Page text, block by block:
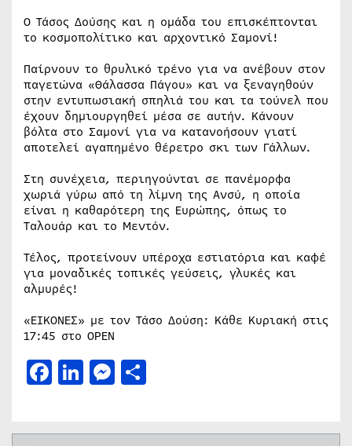
Ο Τάσος Δούσης και η ομάδα του επισκέπτονται
το κοσμοπολίτικο και αρχοντικό Σαμονί!
Παίρνουν το θρυλικό τρένο για να ανέβουν στον
παγετώνα «Θάλασσα Πάγου» και να ξεναγηθούν
στην εντυπωσιακή σπηλιά του και τα τούνελ που
έχουν δημιουργηθεί μέσα σε αυτήν. Κάνουν
βόλτα στο Σαμονί για να κατανοήσουν γιατί
αποτελεί αγαπημένο θέρετρο σκι των Γάλλων.
Στη συνέχεια, περιηγούνται σε πανέμορφα
χωριά γύρω από τη λίμνη της Ανσύ, η οποία
είναι η καθαρότερη της Ευρώπης, όπως το
Ταλουάρ και το Μεντόν.
Τέλος, προτείνουν υπέροχα εστιατόρια και καφέ
για μοναδικές τοπικές γεύσεις, γλυκές και
αλμυρές!
«ΕΙΚΟΝΕΣ» με τον Τάσο Δούση: Κάθε Κυριακή στις
17:45 στο OPEN
Facebook
LinkedIn
Messenger